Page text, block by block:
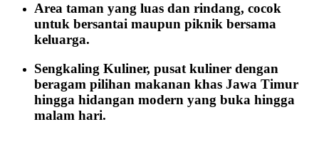
Area taman yang luas dan rindang, cocok
untuk bersantai maupun piknik bersama
keluarga.
Sengkaling Kuliner, pusat kuliner dengan
beragam pilihan makanan khas Jawa Timur
hingga hidangan modern yang buka hingga
malam hari.